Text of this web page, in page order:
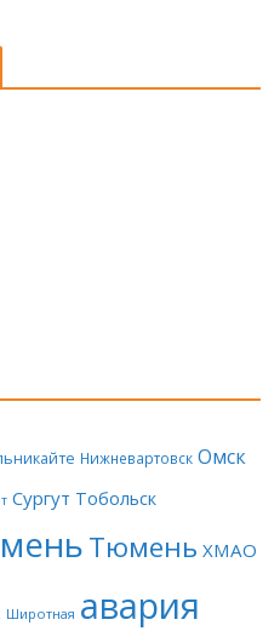
Нижневартовск Омск
Сургут Тобольск
Тюмень ХМАО
Широтная авария